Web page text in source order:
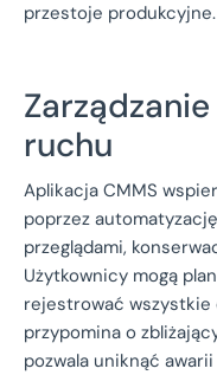
przestoje produkcyjne.
ruchu
Aplikacja CMMS
poprzez
przeglądami,
Użytkownicy mogą
rejestrować wszystkie
przypomina o
pozwala uniknąć